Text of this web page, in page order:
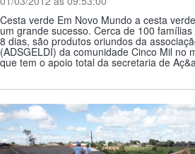
Cesta verde Em Novo Mundo a cesta
um grande sucesso. Cerca de 100
8 dias, são produtos oriundos da
(ADSGELDI) da comunidade Cinco Mil no
que tem o apoio total da secretaria de